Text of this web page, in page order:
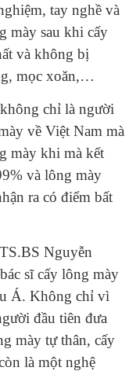
tay nghề và
mày sau khi cấy
và không bị
mọc xoăn,…
chỉ là người
về Việt Nam mà
mày khi mà kết
và lông mày
ra có điểm bất
Nguyễn
sĩ cấy lông mày
Á. Không chỉ vì
đầu tiên đưa
mày tự thân, cấy
là một nghệ